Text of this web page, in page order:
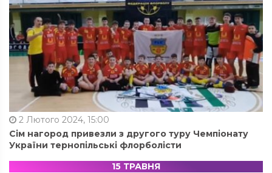
2 Лютого 2024, 15:00
Сім нагород привезли з другого туру Чемпіонату
України тернопільські флорболісти
15 ТРАВНЯ